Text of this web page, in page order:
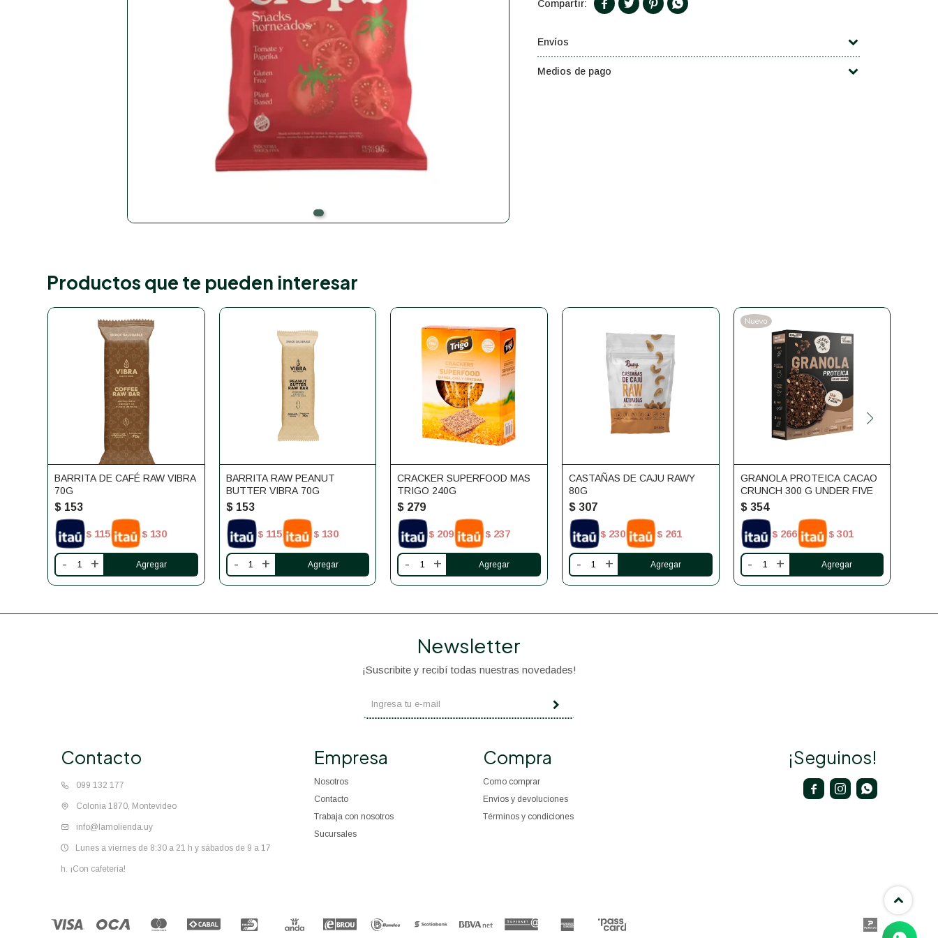
   
Envíos
Medios de pago
Productos que te pueden interesar
BARRITA DE CAFÉ RAW VIBRA
70G
$ 153
$ 115 $ 130
- +
BARRITA RAW PEANUT
BUTTER VIBRA 70G
$ 153
$ 115 $ 130
- +
CRACKER SUPERFOOD MAS
TRIGO 240G
$ 279
$ 209 $ 237
- +
CASTAÑAS DE CAJU RAWY
80G
$ 307
$ 230 $ 261
- +
GRANOLA PROTEICA CACAO
CRUNCH 300 G UNDER FIVE
$ 354
$ 266 $ 301
- +
Contacto
099 132 177
Colonia 1870, Montevideo
info@lamolienda.uy
Lunes a viernes de 8:30 a 21 h y sábados de 9 a 17
h. ¡Con cafetería!
Empresa
Nosotros
Contacto
Trabaja con nosotros
Sucursales
Compra
Como comprar
Envíos y devoluciones
Términos y condiciones
Newsletter
¡Suscribite y recibí todas nuestras novedades!
¡Seguinos!
  